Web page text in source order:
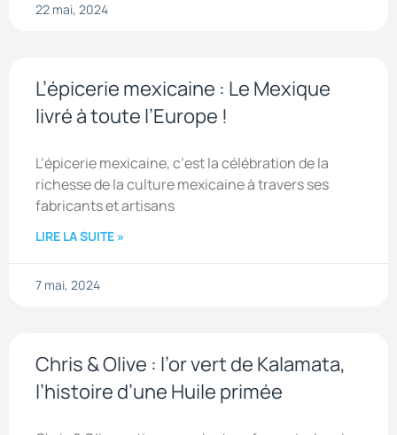
22 mai, 2024
L’épicerie mexicaine : Le Mexique
livré à toute l’Europe !
L’épicerie mexicaine, c’est la célébration de la
richesse de la culture mexicaine à travers ses
fabricants et artisans
LIRE LA SUITE »
7 mai, 2024
Chris & Olive : l’or vert de Kalamata,
l’histoire d’une Huile primée